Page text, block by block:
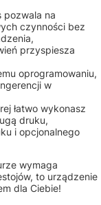
pozwala na
czynności bez
przyspiesza
oprogramowaniu,
w
łatwo wykonasz
druku,
i opcjonalnego
wymaga
to urządzenie
dla Ciebie!